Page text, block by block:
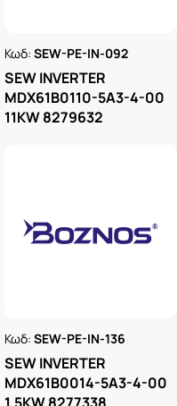
Κωδ:SEW-PE-IN-092
SEW INVERTER
MDX61B0110-5A3-4-00
11KW 8279632
Κωδ:SEW-PE-IN-136
SEW INVERTER
MDX61B0014-5A3-4-00
1,5KW 8277338